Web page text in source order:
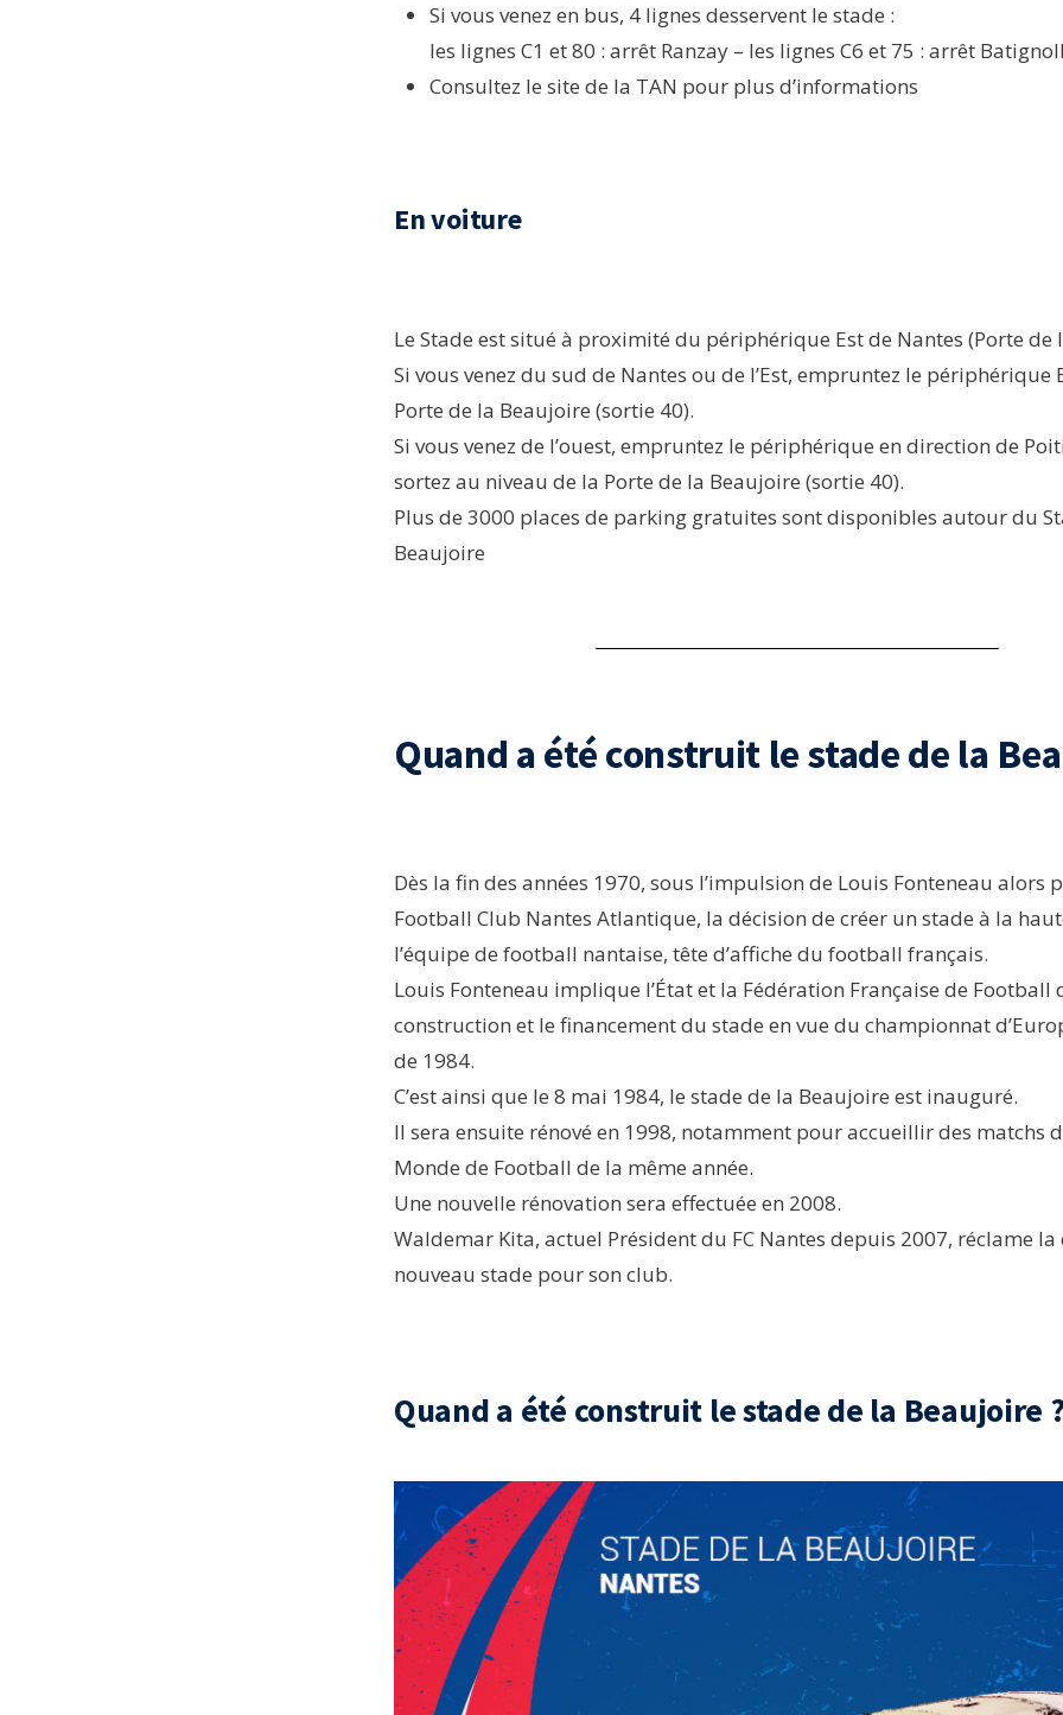
Si vous venez en bus, 4 lignes desservent le stade :
les lignes C1 et 80 : arrêt Ranzay – les lignes C6 et 75 : arrêt
Consultez le site de la TAN pour plus d’informations
En voiture
Le Stade est situé à proximité du périphérique Est de Nantes (Porte de
Si vous venez du sud de Nantes ou de l’Est, empruntez le périphérique
Porte de la Beaujoire (sortie 40).
Si vous venez de l’ouest, empruntez le périphérique en direction de
sortez au niveau de la Porte de la Beaujoire (sortie 40).
Plus de 3000 places de parking gratuites sont disponibles autour du
Beaujoire
Quand a été construit le stade de la
Dès la fin des années 1970, sous l’impulsion de Louis Fonteneau alors
Football Club Nantes Atlantique, la décision de créer un stade à la
l’équipe de football nantaise, tête d’affiche du football français.
Louis Fonteneau implique l’État et la Fédération Française de Football
construction et le financement du stade en vue du championnat
de 1984.
C’est ainsi que le 8 mai 1984, le stade de la Beaujoire est inauguré.
Il sera ensuite rénové en 1998, notamment pour accueillir des matchs
Monde de Football de la même année.
Une nouvelle rénovation sera effectuée en 2008.
Waldemar Kita, actuel Président du FC Nantes depuis 2007, réclame la
nouveau stade pour son club.
Quand a été construit le stade de la Beaujoire